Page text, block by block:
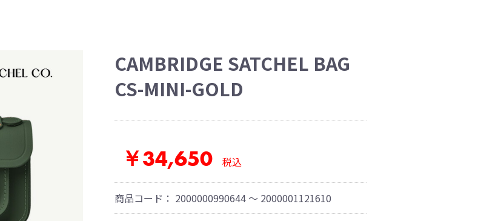
CAMBRIDGE SATCHEL BAG
CS-MINI-GOLD
￥34,650 税込
商品コード： 2000000990644 ～ 2000001121610